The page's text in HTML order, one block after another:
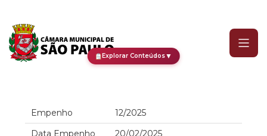
Explorar Conteúdos▼
Empenho
12/2025
Data Empenho
20/02/2025